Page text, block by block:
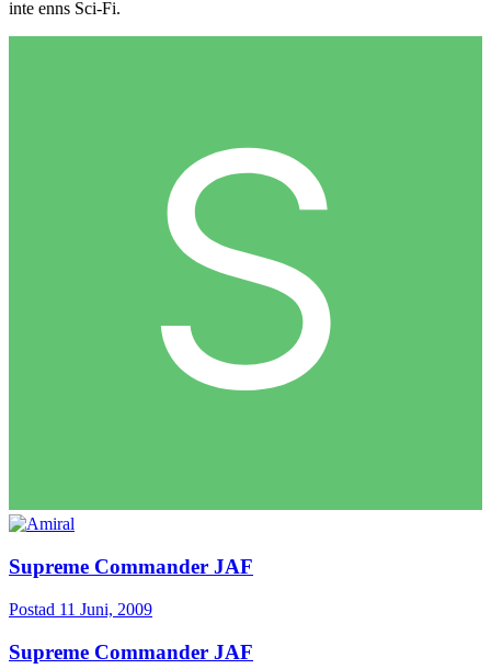
inte enns Sci-Fi.
Supreme Commander JAF
Postad 11 Juni, 2009
Supreme Commander JAF